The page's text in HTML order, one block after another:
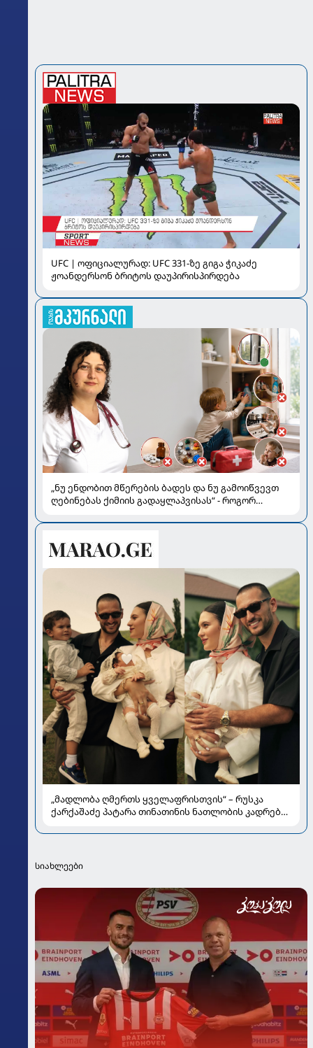
UFC | ოფიციალურად: UFC 331-ზე გიგა ჭიკაძე
ჟოანდერსონ ბრიტოს დაუპირისპირდება
„ნუ ენდობით მწერების ბადეს და ნუ გამოიწვევთ
ღებინებას ქიმიის გადაყლაპვისას“ - როგორ
სალომე ახვლედიანის რჩევები
„მადლობა ღმერთს ყველაფრისთვის“ – რუსკა
ქარქაშაძე პატარა თინათინის ნათლობის კადრებს
სიახლეები